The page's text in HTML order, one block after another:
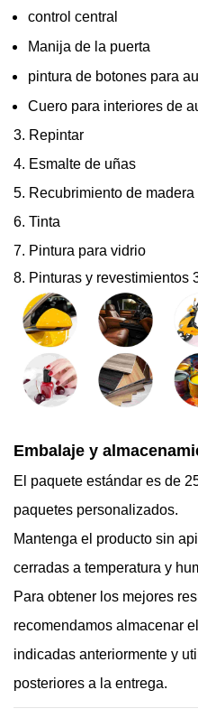
control central
Manija de la puerta
pintura de botones para
Cuero para interiores de
3. Repintar
4. Esmalte de uñas
5. Recubrimiento de madera
6. Tinta
7. Pintura para vidrio
8. Pinturas y revestimientos
Embalaje y
El paquete estándar es de
paquetes personalizados.
Mantenga el producto sin
cerradas a temperatura y
Para obtener los mejores
recomendamos almacenar
indicadas anteriormente y
posteriores a la entrega.